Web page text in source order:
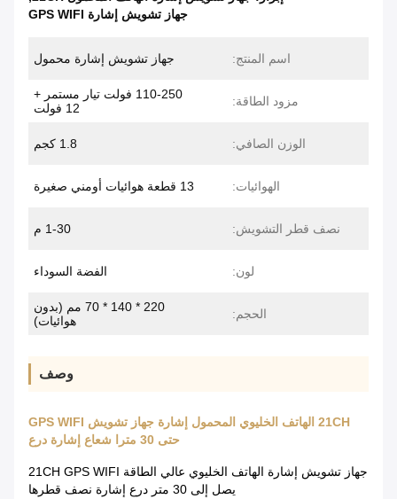
جهاز تشويش إشارة GPS WIFI
اسم المنتج: جهاز تشويش إشارة محمول
مزود الطاقة:
110-250 فولت تيار مستمر +
12 فولت
الوزن الصافي: 1.8 كجم
الهوائيات: 13 قطعة هوائيات أومني صغيرة
نصف قطر التشويش: 1-30 م
لون: الفضة السوداء
الحجم:
220 * 140 * 70 مم (بدون
هوائيات)
وصف
21CH الهاتف الخليوي المحمول إشارة جهاز تشويش GPS WIFI
حتى 30 مترا شعاع إشارة درع
جهاز تشويش إشارة الهاتف الخليوي عالي الطاقة 21CH GPS WIFI
يصل إلى 30 متر درع إشارة نصف قطرها